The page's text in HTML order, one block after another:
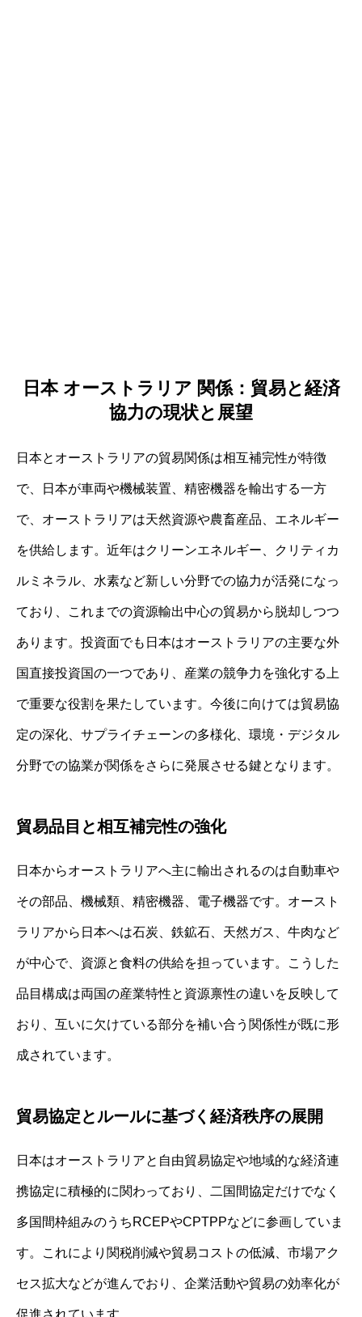
日本 オーストラリア 関係：貿易と経済
協力の現状と展望
日本とオーストラリアの貿易関係は相互補完性が特徴
で、日本が車両や機械装置、精密機器を輸出する一方
で、オーストラリアは天然資源や農畜産品、エネルギー
を供給します。近年はクリーンエネルギー、クリティカ
ルミネラル、水素など新しい分野での協力が活発になっ
ており、これまでの資源輸出中心の貿易から脱却しつつ
あります。投資面でも日本はオーストラリアの主要な外
国直接投資国の一つであり、産業の競争力を強化する上
で重要な役割を果たしています。今後に向けては貿易協
定の深化、サプライチェーンの多様化、環境・デジタル
分野での協業が関係をさらに発展させる鍵となります。
貿易品目と相互補完性の強化
日本からオーストラリアへ主に輸出されるのは自動車や
その部品、機械類、精密機器、電子機器です。オースト
ラリアから日本へは石炭、鉄鉱石、天然ガス、牛肉など
が中心で、資源と食料の供給を担っています。こうした
品目構成は両国の産業特性と資源禀性の違いを反映して
おり、互いに欠けている部分を補い合う関係性が既に形
成されています。
貿易協定とルールに基づく経済秩序の展開
日本はオーストラリアと自由貿易協定や地域的な経済連
携協定に積極的に関わっており、二国間協定だけでなく
多国間枠組みのうちRCEPやCPTPPなどに参画していま
す。これにより関税削減や貿易コストの低減、市場アク
セス拡大などが進んでおり、企業活動や貿易の効率化が
促進されています。